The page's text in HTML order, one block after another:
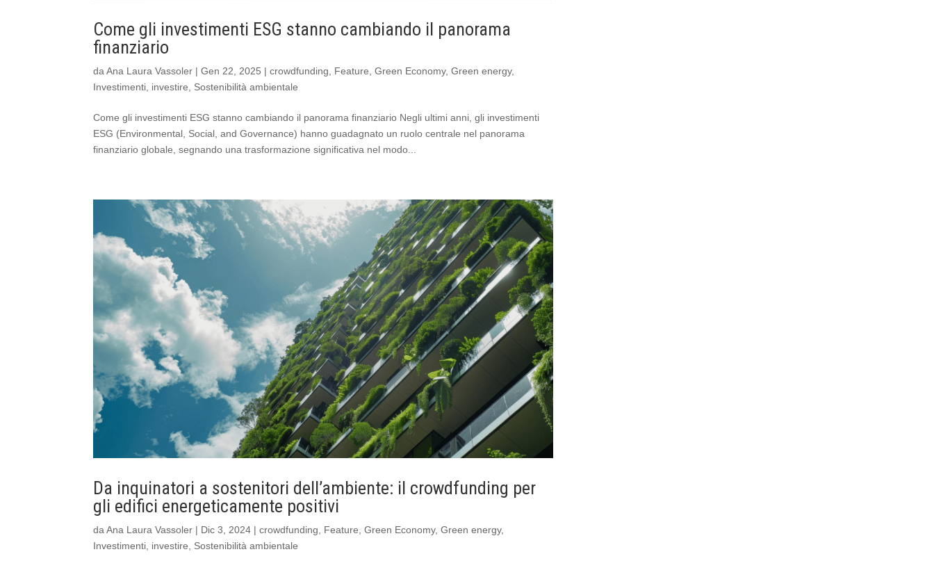
Come gli investimenti ESG stanno cambiando il panorama
finanziario
daAna Laura Vassoler |Gen 22, 2025 |crowdfunding Feature ,Green Economy,Green energy,
Investimenti investire Sostenibilità ambientale
Come gli investimenti ESG stanno cambiando il panorama finanziario Negli ultimi anni, gli investimenti
ESG (Environmental, Social, and Governance) hanno guadagnato un ruolo centrale nel panorama
finanziario globale, segnando una trasformazione significativa nel modo...
Da inquinatori a sostenitori dell’ambiente: il crowdfunding per
gli edifici energeticamente positivi
daAna Laura Vassoler | Dic 3, 2024 |crowdfunding Feature ,Green Economy,Green energy,
Investimenti investire Sostenibilità ambientale